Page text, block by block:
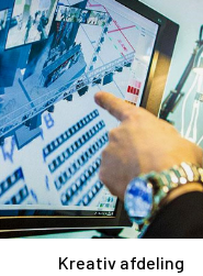
Kreativ afdeling